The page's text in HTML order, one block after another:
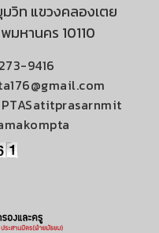
วิท แขวงคลองเตย
มหานคร 10110
9416
PTASatitprasarnmit